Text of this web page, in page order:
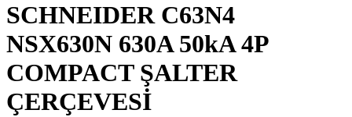
SCHNEIDER C63N4
NSX630N 630A 50kA 4P
COMPACT ŞALTER
ÇERÇEVESİ